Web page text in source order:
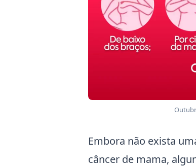
Embora não exista
câncer de mama,